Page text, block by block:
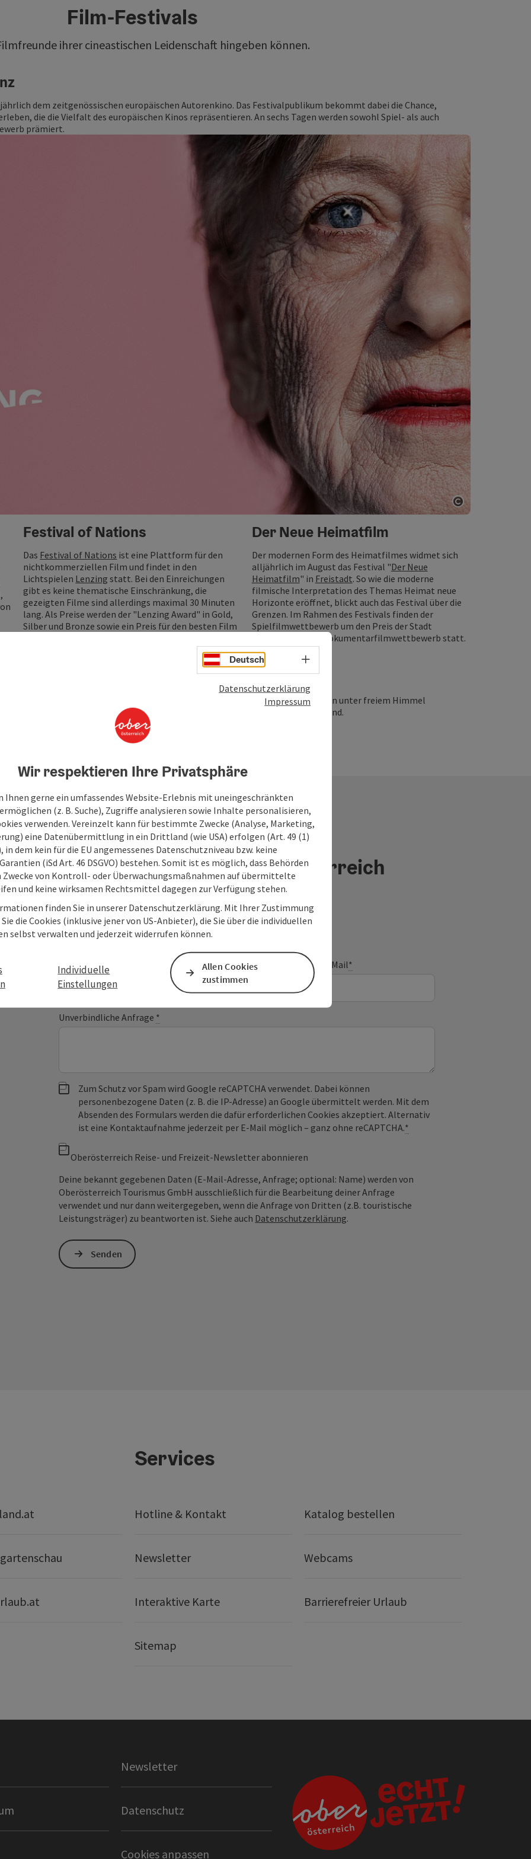
Film-Festivals
ihrer cineastischen Leidenschaft hingeben können.
dem zeitgenössischen europäischen Autorenkino. Das Festivalpublikum bekommt dabei die Chance,
die die Vielfalt des europäischen Kinos repräsentieren. An sechs Tagen werden sowohl Spiel- als auch
prämiert.
Copyright
Festival of Nations
Das Festival of Nations ist eine Plattform für den
nichtkommerziellen Film und findet in den
Lichtspielen Lenzing statt. Bei den Einreichungen
gibt es keine thematische Einschränkung, die
gezeigten Filme sind allerdings maximal 30 Minuten
lang. Als Preise werden der "Lenzing Award" in Gold,
Silber und Bronze sowie ein Preis für den besten Film
Der Neue Heimatfilm
Der modernen Form des Heimatfilmes widmet sich
alljährlich im August das Festival "Der Neue
Heimatfilm" in Freistadt. So wie die moderne
filmische Interpretation des Themas Heimat neue
Horizonte eröffnet, blickt auch das Festival über die
Grenzen. Im Rahmen des Festivals finden der
Spielfilmwettbewerb um den Preis der Stadt
Freistadt und der Dokumentarfilmwettbewerb statt.
werden in zahlreichen Städten Oberösterreichs auch Sommerkino-Vorstellungen unter freiem Himmel
als auch aktuelle Kino-Highlights in lauen Sommernächten über die Leinwand.
Deine Nachricht an Oberösterreich
Tourismus
Felder mit*sind Pflichtfelder
Vorname Nachname E-Mail*
Unverbindliche Anfrage *
Zum Schutz vor Spam wird Google reCAPTCHA verwendet. Dabei können
personenbezogene Daten (z. B. die IP-Adresse) an Google übermittelt werden. Mit dem
Absenden des Formulars werden die dafür erforderlichen Cookies akzeptiert. Alternativ
ist eine Kontaktaufnahme jederzeit per E-Mail möglich – ganz ohne reCAPTCHA.*
Oberösterreich Reise- und Freizeit-Newsletter abonnieren
Deine bekannt gegebenen Daten (E-Mail-Adresse, Anfrage; optional: Name) werden von
Oberösterreich Tourismus GmbH ausschließlich für die Bearbeitung deiner Anfrage
verwendet und nur dann weitergegeben, wenn die Anfrage von Dritten (z.B. touristische
Leistungsträger) zu beantworten ist. Siehe auch Datenschutzerklärung.
Senden
Services
Hotline & Kontakt Katalog bestellen
Newsletter Webcams
Interaktive Karte Barrierefreier Urlaub
Sitemap
Newsletter
Datenschutz
Cookies anpassen
Deutsch Sprachwahl - Menü öffnen
Datenschutzerklärung
Impressum
Wir respektieren Ihre Privatsphäre
Ihnen gerne ein umfassendes Website-Erlebnis mit uneingeschränkten
(z. B. Suche), Zugriffe analysieren sowie Inhalte personalisieren,
verwenden. Vereinzelt kann für bestimmte Zwecke (Analyse, Marketing,
eine Datenübermittlung in ein Drittland (wie USA) erfolgen (Art. 49 (1)
in dem kein für die EU angemessenes Datenschutzniveau bzw. keine
(iSd Art. 46 DSGVO) bestehen. Somit ist es möglich, dass Behörden
Zwecke von Kontroll- oder Überwachungsmaßnahmen auf übermittelte
und keine wirksamen Rechtsmittel dagegen zur Verfügung stehen.
finden Sie in unserer Datenschutzerklärung. Mit Ihrer Zustimmung
die Cookies (inklusive jener von US-Anbieter), die Sie über die individuellen
selbst verwalten und jederzeit widerrufen können.
Individuelle
Einstellungen
Allen Cookies
zustimmen